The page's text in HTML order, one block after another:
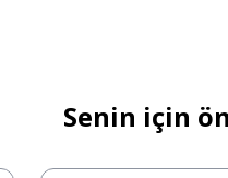
Senin için